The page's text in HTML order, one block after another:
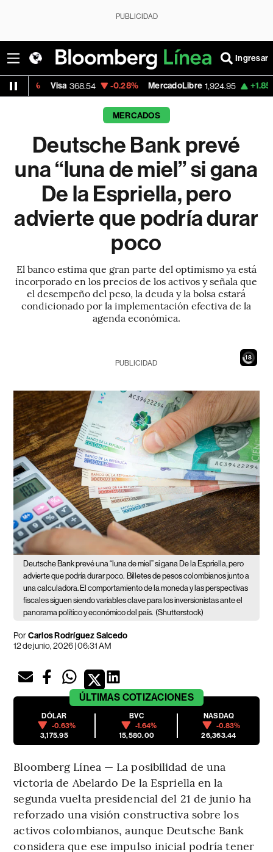
PUBLICIDAD
Ingresar
368.54 -0.28% MercadoLibre 1,924.95 +1.85% Banco
MERCADOS
Deutsche Bank prevé
una “luna de miel” si gana
De la Espriella, pero
advierte que podría durar
poco
El banco estima que gran parte del optimismo ya está
incorporado en los precios de los activos y señala que
el desempeño del peso, la deuda y la bolsa estará
condicionado por la implementación efectiva de la
agenda económica.
17
PUBLICIDAD
Deutsche Bank prevé una “luna de miel” si gana De la Espriella, pero
advierte que podría durar poco. Billetes de pesos colombianos junto a
una calculadora. El comportamiento de la moneda y las perspectivas
fiscales siguen siendo variables clave para los inversionistas ante el
panorama político y económico del país. (Shutterstock)
PorCarlos Rodríguez Salcedo
12 de junio, 2026 | 06:31 AM
ÚLTIMAS COTIZACIONES
DÓLAR
-0.63%
3,175.95
BVC
-1.64%
15,580.00
NASDAQ
-0.83%
26,363.44
Bloomberg Línea — La posibilidad de una
victoria de Abelardo De la Espriella en la
segunda vuelta presidencial del 21 de junio ha
reforzado una visión constructiva sobre los
activos colombianos, aunque Deutsche Bank
considera que ese impulso inicial podría tener